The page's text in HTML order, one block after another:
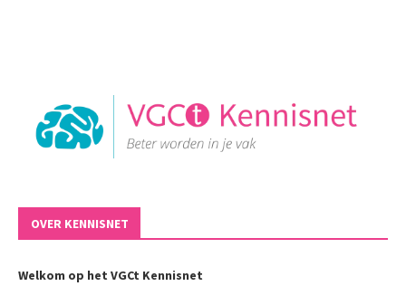
OVER KENNISNET
Welkom op het VGCt Kennisnet